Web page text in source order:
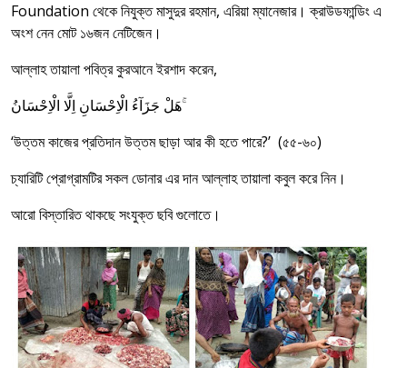
Foundation থেকে নিযুক্ত মাসুদুর রহমান, এরিয়া ম্যানেজার। ক্রাউডফান্ডিং এ
অংশ নেন মোট ১৬জন নেটিজেন।
আল্লাহ তায়ালা পবিত্র কুরআনে ইরশাদ করেন,
هَلْ جَزَآءُ الْاِحْسَانِ اِلَّا الْاِحْسَانُ ۚ
‘উত্তম কাজের প্রতিদান উত্তম ছাড়া আর কী হতে পারে?’ (৫৫-৬০)
চ্যারিটি প্রোগ্রামটির সকল ডোনার এর দান আল্লাহ তায়ালা কবুল করে নিন।
আরো বিস্তারিত থাকছে সংযুক্ত ছবি গুলোতে।